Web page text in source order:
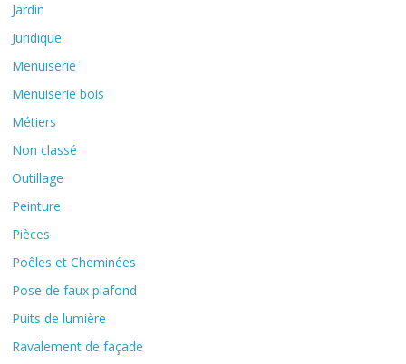
Jardin
Juridique
Menuiserie
Menuiserie bois
Métiers
Non classé
Outillage
Peinture
Pièces
Poêles et Cheminées
Pose de faux plafond
Puits de lumière
Ravalement de façade